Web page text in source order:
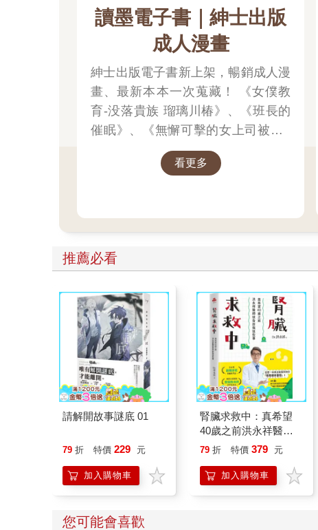
讀墨電子書｜紳士出版
成人漫畫
紳士出版電子書新上架，暢銷成人漫
畫、最新本本一次蒐藏！ 《女僕教
育-没落貴族 瑠璃川椿》、《班長的
催眠》、《無懈可擊的女上司被●得
死去活來》等熱門系列作品任君挑
選，隨時開讀無負擔，立即體驗專屬
看更多
推薦必看
請解開故事謎底 01
79 折 特價 229 元
加入購物車
腎臟求救中：真希望
40歲之前洪永祥醫師
就告訴我這些事
79 折 特價 379 元
加入購物車
您可能會喜歡